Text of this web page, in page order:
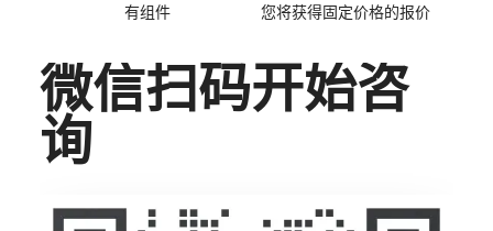
有组件
您将获得固定价格的报价
微信扫码开始咨
询